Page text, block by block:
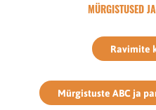
MÜRGISTUSED
Ravimite
Mürgistuste ABC ja